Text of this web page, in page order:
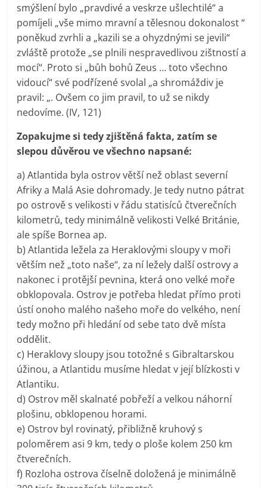
smýšlení bylo „pravdivé a veskrze ušlechtilé“ a
pomíjeli „vše mimo mravní a tělesnou dokonalost “
poněkud zvrhli a „kazili se a ohyzdnými se jevili“
zvláště protože „se plnili nespravedlivou zištností a
mocí“. Proto si „bůh bohů Zeus … toto všechno
vidoucí“ své podřízené svolal „a shromáždiv je
pravil: „. Ovšem co jim pravil, to už se nikdy
nedovíme. (IV, 121)
Zopakujme si tedy zjištěná fakta, zatím se
slepou důvěrou ve všechno napsané:
a) Atlantida byla ostrov větší než oblast severní
Afriky a Malá Asie dohromady. Je tedy nutno pátrat
po ostrově s velikosti v řádu statisíců čtverečních
kilometrů, tedy minimálně velikosti Velké Británie,
ale spíše Bornea ap.
b) Atlantida ležela za Heraklovými sloupy v moři
větším než „toto naše“, za ní ležely další ostrovy a
nakonec i protější pevnina, která ono velké moře
obklopovala. Ostrov je potřeba hledat přímo proti
ústí onoho malého našeho moře do velkého, není
tedy možno při hledání od sebe tato dvě místa
oddělit.
c) Heraklovy sloupy jsou totožné s Gibraltarskou
úžinou, a Atlantidu musíme hledat v její blízkosti v
Atlantiku.
d) Ostrov měl skalnaté pobřeží a velkou náhorní
plošinu, obklopenou horami.
e) Ostrov byl rovinatý, přibližně kruhový s
poloměrem asi 9 km, tedy o ploše kolem 250 km
čtverečních.
f) Rozloha ostrova číselně doložená je minimálně